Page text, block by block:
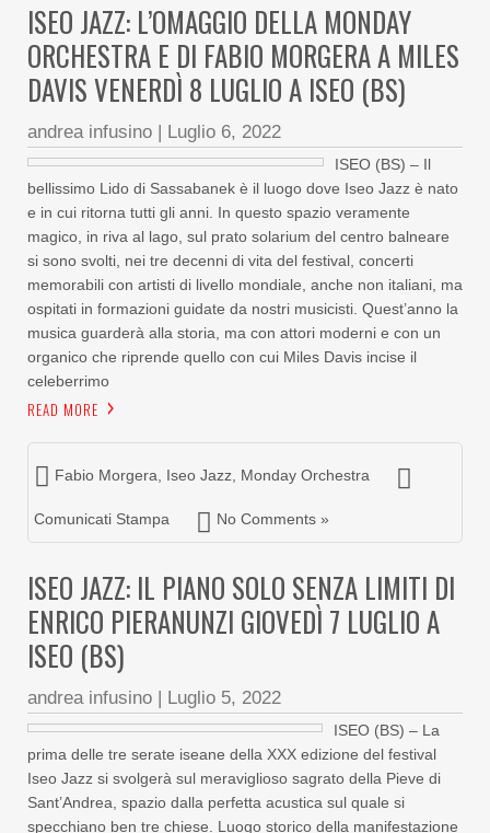
ISEO JAZZ: L’OMAGGIO DELLA MONDAY
ORCHESTRA E DI FABIO MORGERA A MILES
DAVIS VENERDÌ 8 LUGLIO A ISEO (BS)
andrea infusino | Luglio 6, 2022
ISEO (BS) – Il
bellissimo Lido di Sassabanek è il luogo dove Iseo Jazz è nato
e in cui ritorna tutti gli anni. In questo spazio veramente
magico, in riva al lago, sul prato solarium del centro balneare
si sono svolti, nei tre decenni di vita del festival, concerti
memorabili con artisti di livello mondiale, anche non italiani, ma
ospitati in formazioni guidate da nostri musicisti. Quest’anno la
musica guarderà alla storia, ma con attori moderni e con un
organico che riprende quello con cui Miles Davis incise il
celeberrimo
READ MORE
Fabio Morgera Iseo Jazz Monday Orchestra
Comunicati Stampa No Comments »
ISEO JAZZ: IL PIANO SOLO SENZA LIMITI DI
ENRICO PIERANUNZI GIOVEDÌ 7 LUGLIO A
ISEO (BS)
andrea infusino | Luglio 5, 2022
ISEO (BS) – La
prima delle tre serate iseane della XXX edizione del festival
Iseo Jazz si svolgerà sul meraviglioso sagrato della Pieve di
Sant’Andrea, spazio dalla perfetta acustica sul quale si
specchiano ben tre chiese. Luogo storico della manifestazione